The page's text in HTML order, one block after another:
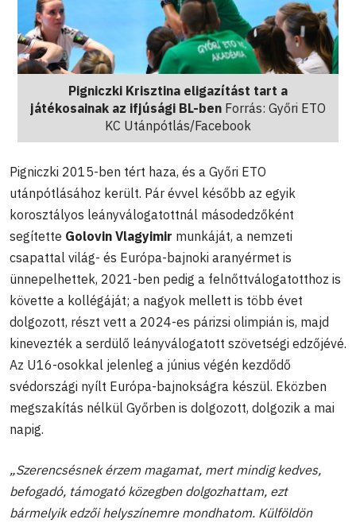
Pigniczki Krisztina eligazítást tart a
játékosainak az ifjúsági BL-ben Forrás: Győri ETO
KC Utánpótlás/Facebook
Pigniczki 2015-ben tért haza, és a Győri ETO
utánpótlásához került. Pár évvel később az egyik
korosztályos leányválogatottnál másodedzőként
segítette Golovin Vlagyimir munkáját, a nemzeti
csapattal világ- és Európa-bajnoki aranyérmet is
ünnepelhettek, 2021-ben pedig a felnőttválogatotthoz is
követte a kollégáját; a nagyok mellett is több évet
dolgozott, részt vett a 2024-es párizsi olimpián is, majd
kinevezték a serdülő leányválogatott szövetségi edzőjévé.
Az U16-osokkal jelenleg a június végén kezdődő
svédországi nyílt Európa-bajnokságra készül. Eközben
megszakítás nélkül Győrben is dolgozott, dolgozik a mai
napig.
„Szerencsésnek érzem magamat, mert mindig kedves,
befogadó, támogató közegben dolgozhattam, ezt
bármelyik edzői helyszínemre mondhatom. Külföldön